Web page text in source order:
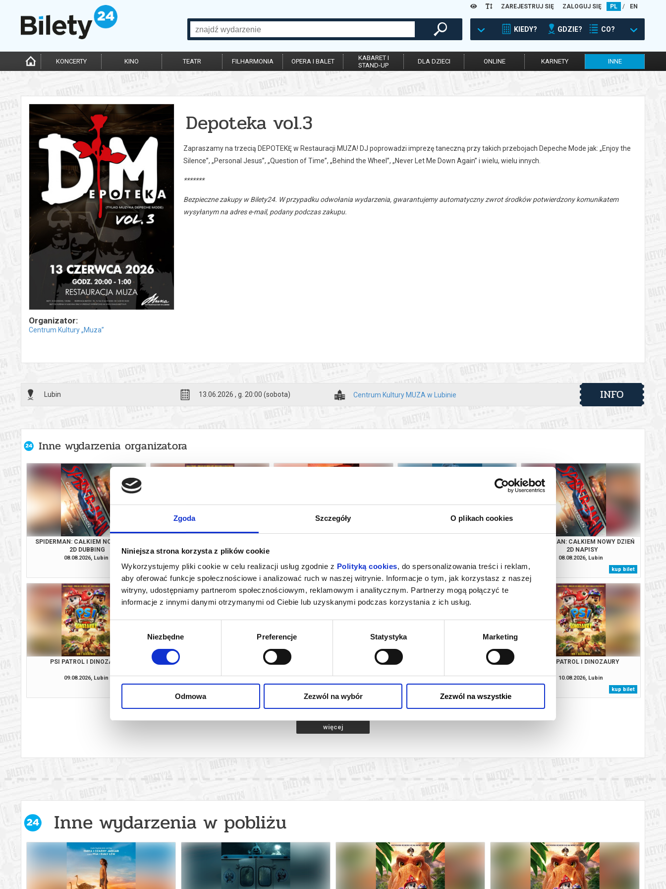
Zgoda Szczegóły O plikach cookies
Niniejsza strona korzysta z plików cookie
Wykorzystujemy pliki cookie w celu realizacji usług zgodnie z Polityką cookies, do spersonalizowania treści i reklam,
aby oferować funkcje społecznościowe i analizować ruch w naszej witrynie. Informacje o tym, jak korzystasz z naszej
witryny, udostępniamy partnerom społecznościowym, reklamowym i analitycznym. Partnerzy mogą połączyć te
informacje z innymi danymi otrzymanymi od Ciebie lub uzyskanymi podczas korzystania z ich usług.
Wybór
zgody
Niezbędne Preferencje Statystyka Marketing
Odmowa Zezwól na wybór Zezwól na wszystkie
ZAREJESTRUJ SIĘ ZALOGUJ SIĘ PL / EN
KIEDY? GDZIE? CO?
KONCERTY KINO TEATR FILHARMONIA OPERA I BALET
KABARET I
STAND-UP
DLA DZIECI ONLINE KARNETY INNE
Organizator:
Centrum Kultury „Muza”
Depoteka vol.3
Zapraszamy na trzecią DEPOTEKĘ w Restauracji MUZA! DJ poprowadzi imprezę taneczną przy takich przebojach Depeche Mode jak: „Enjoy the
Silence”, „Personal Jesus”, „Question of Time”, „Behind the Wheel”, „Never Let Me Down Again” i wielu, wielu innych.
*******
Bezpieczne zakupy w Bilety24. W przypadku odwołania wydarzenia, gwarantujemy automatyczny zwrot środków potwierdzony komunikatem
wysyłanym na adres e-mail, podany podczas zakupu.
Lubin 13.06.2026 , g. 20:00 (sobota) Centrum Kultury MUZA w Lubinie INFO
Inne wydarzenia organizatora
SPIDERMAN: CAŁKIEM NOWY DZIEŃ
2D DUBBING
08.08.2026, Lubin
kup bilet
kup bilet
info
kup bilet
SPIDERMAN: CAŁKIEM NOWY DZIEŃ
2D NAPISY
08.08.2026, Lubin
kup bilet
PSI PATROL I DINOZAURY
09.08.2026, Lubin
SPIDERMAN: CAŁKIEM NOWY DZIEŃ
09.08.2026, Lubin
09.08.2026, Lubin
SPIDERMAN: CAŁKIEM NOWY DZIEŃ
09.08.2026, Lubin
PSI PATROL I DINOZAURY
10.08.2026, Lubin
kup bilet
więcej
Inne wydarzenia w pobliżu